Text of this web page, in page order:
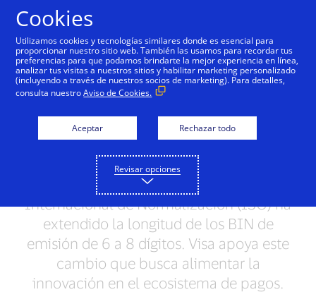
Iniciativa de Numéricos
de Visa
La electronificación de los pagos ha
tenido mayor éxito que lo previsto. Con
el propósito de responder a la carencia
de oferta en el sector, la Organización
Internacional de Normalización (ISO) ha
extendido la longitud de los BIN de
emisión de 6 a 8 dígitos. Visa apoya este
cambio que busca alimentar la
innovación en el ecosistema de pagos.
Cookies
Utilizamos cookies y tecnologías similares donde es esencial para
proporcionar nuestro sitio web. También las usamos para recordar tus
preferencias para que podamos brindarte la mejor experiencia en línea,
analizar tus visitas a nuestros sitios y habilitar marketing personalizado
(incluyendo a través de nuestros socios de marketing). Para detalles,
consulta nuestroAviso de Cookies.
Aceptar Rechazar todo
Revisar opciones